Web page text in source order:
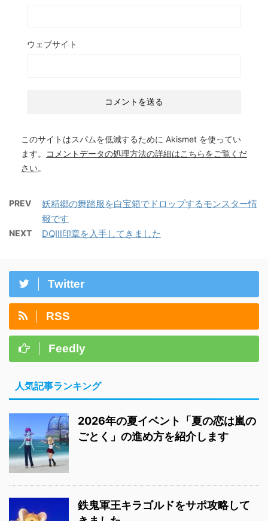
ウェブサイト
このサイトはスパムを低減するために Akismet を使ってい
ます。
コメントデータの処理方法の詳細はこちらをご覧くだ
さい。
PREV
妖精郷の舞踏服を白宝箱でドロップするモンスター情
報です
NEXT DQⅢ印章を入手してきました
Twitter
RSS
Feedly
人気記事ランキング
2026年の夏イベント「夏の恋は嵐の
ごとく」の進め方を紹介します
鉄鬼軍王キラゴルドをサポ攻略して